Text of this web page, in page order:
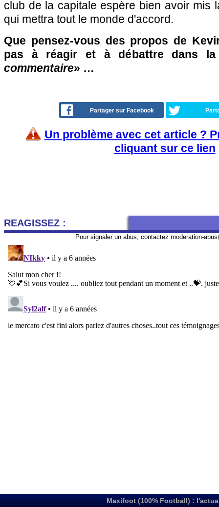
club de la capitale espère bien avoir mis
qui mettra tout le monde d'accord.
Que pensez-vous des propos de
pas à réagir et à débattre dans
commentaire» …
Partager sur Facebook
Un problème avec cet article ?
cliquant sur ce lien
REAGISSEZ :
Pour signaler un abus, contactez moderation-
Maxifoot (100% Football) :